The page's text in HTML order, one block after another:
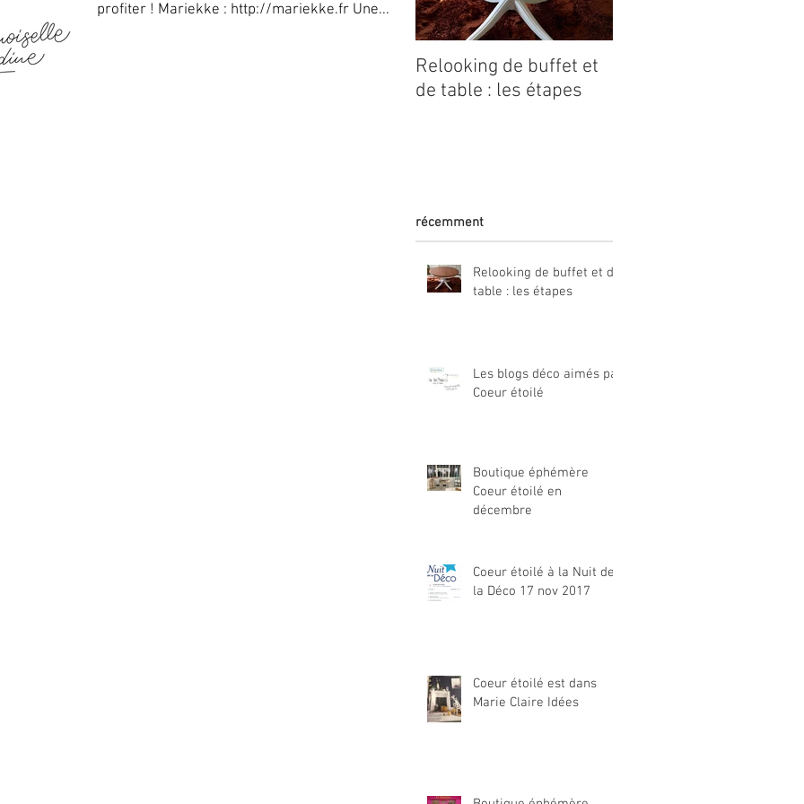
profiter ! Mariekke : http://mariekke.fr Une...
Relooking de buffet et
de table : les étapes
récemment
Relooking de buffet et de
table : les étapes
Les blogs déco aimés par
Coeur étoilé
Boutique éphémère
Coeur étoilé en
décembre
Coeur étoilé à la Nuit de
la Déco 17 nov 2017
Coeur étoilé est dans
Marie Claire Idées